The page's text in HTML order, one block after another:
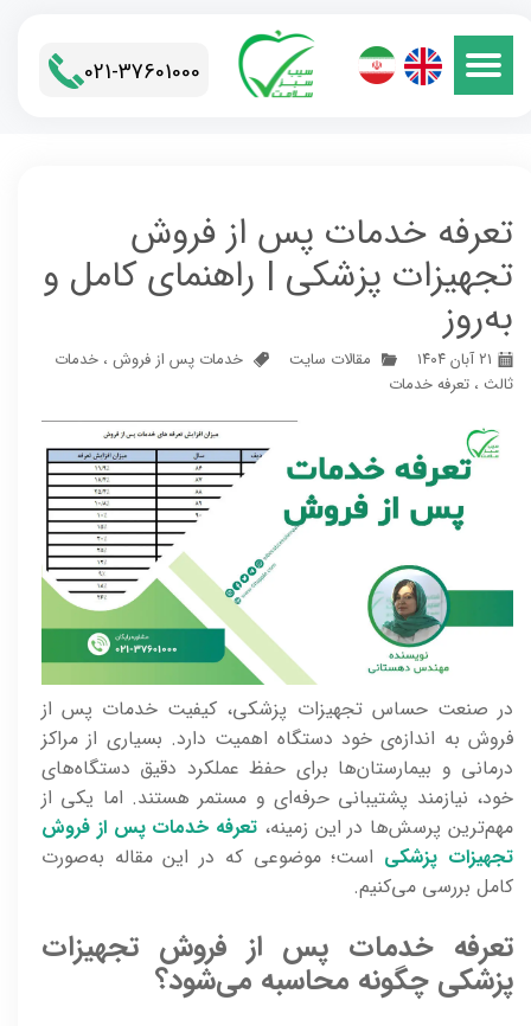
021-37601000​​​​​​​
تعرفه خدمات پس از فروش
تجهیزات پزشکی | راهنمای کامل و
به‌روز
۲۱ آبان ۱۴۰۴ مقالات سایت خدمات پس از فروش ، خدمات
ثالث ، تعرفه خدمات
در صنعت حساس تجهیزات پزشکی، کیفیت خدمات پس از
فروش به اندازه‌ی خود دستگاه اهمیت دارد. بسیاری از مراکز
درمانی و بیمارستان‌ها برای حفظ عملکرد دقیق دستگاه‌های
خود، نیازمند پشتیبانی حرفه‌ای و مستمر هستند. اما یکی از
مهم‌ترین پرسش‌ها در این زمینه، تعرفه خدمات پس از فروش
تجهیزات پزشکی است؛ موضوعی که در این مقاله به‌صورت
کامل بررسی می‌کنیم.
تعرفه خدمات پس از فروش تجهیزات
پزشکی چگونه محاسبه می‌شود؟